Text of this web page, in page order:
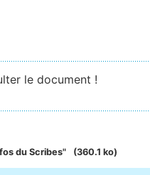
le document !
du Scribes" (360.1 ko)